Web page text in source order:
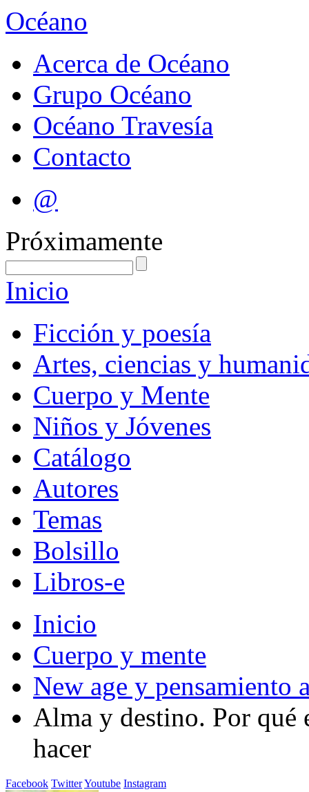
Océano
Acerca de Océano
Grupo Océano
Océano Travesía
Contacto
@
Próximamente
Inicio
Ficción y poesía
Artes, ciencias y
Cuerpo y Mente
Niños y Jóvenes
Catálogo
Autores
Temas
Bolsillo
Libros-e
Inicio
Cuerpo y mente
New age y pensamiento
Alma y destino. Por qué
hacer
Facebook TwitterYoutube Instagram